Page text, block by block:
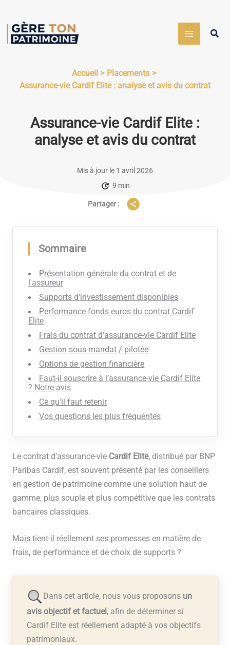
contenu
Accueil
Placements
Assurance-vie Cardif Elite : analyse et avis du contrat
Assurance-vie Cardif Elite :
analyse et avis du contrat
Mis à jour le 1 avril 2026
9 min
Partager :
Sommaire
Présentation générale du contrat et de
l'assureur
Supports d'investissement disponibles
Performance fonds euros du contrat Cardif
Elite
Frais du contrat d'assurance-vie Cardif Elite
Gestion sous mandat / pilotée
Options de gestion financière
Faut-il souscrire à l’assurance-vie Cardif Elite
? Notre avis
Ce qu'il faut retenir
Vos questions les plus fréquentes
Le contrat d’assurance-vie Cardif Elite, distribué par BNP
Paribas Cardif, est souvent présenté par les conseillers
en gestion de patrimoine comme une solution haut de
gamme, plus souple et plus compétitive que les contrats
bancaires classiques.
Mais tient-il réellement ses promesses en matière de
frais, de performance et de choix de supports ?
Dans cet article, nous vous proposons un
avis objectif et factuel , afin de déterminer si
Cardif Elite est réellement adapté à vos objectifs
patrimoniaux.